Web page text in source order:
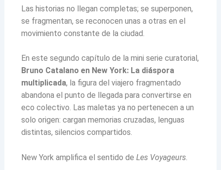
Las historias no llegan completas; se superponen,
se fragmentan, se reconocen unas a otras en el
movimiento constante de la ciudad.
En este segundo capítulo de la mini serie curatorial,
Bruno Catalano en New York: La diáspora
multiplicada, la figura del viajero fragmentado
abandona el punto de llegada para convertirse en
eco colectivo. Las maletas ya no pertenecen a un
solo origen: cargan memorias cruzadas, lenguas
distintas, silencios compartidos.
New York amplifica el sentido de Les Voyageurs.